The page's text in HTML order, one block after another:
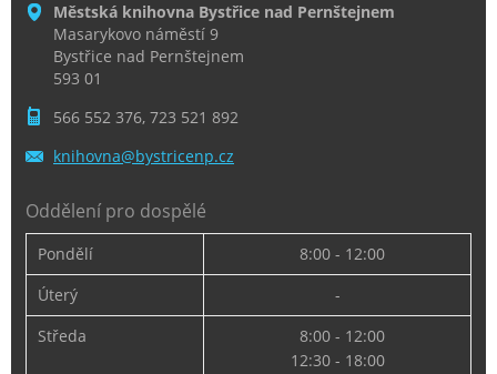
Městská knihovna Bystřice nad Pernštejnem
Masarykovo náměstí 9
Bystřice nad Pernštejnem
593 01
566 552 376, 723 521 892
knihovna@bystricenp.cz
Oddělení pro dospělé
Pondělí
8:00 - 12:00
Úterý
-
Středa
8:00 - 12:00
12:30 - 18:00